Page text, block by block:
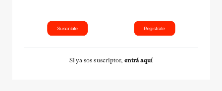
Suscribite Registrate
Si ya sos suscriptor, entrá aquí